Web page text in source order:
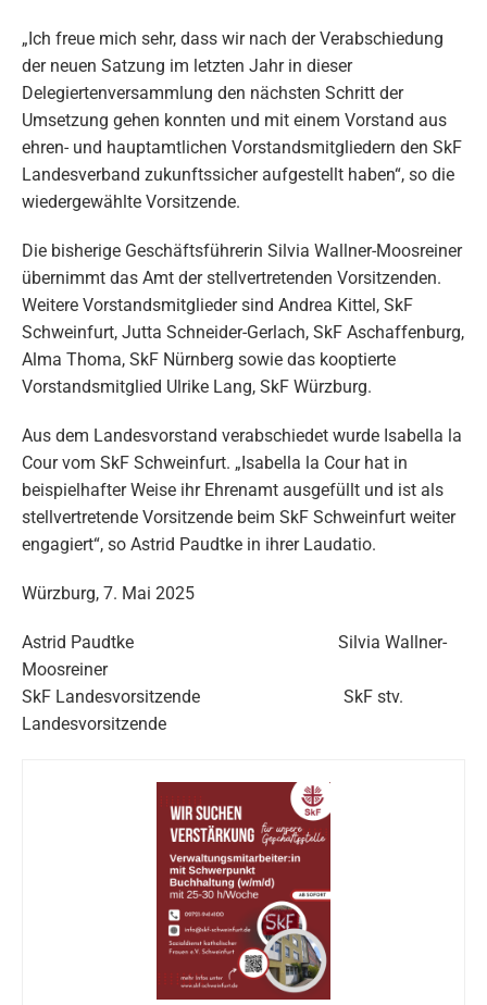
„Ich freue mich sehr, dass wir nach der Verabschiedung
der neuen Satzung im letzten Jahr in dieser
Delegiertenversammlung den nächsten Schritt der
Umsetzung gehen konnten und mit einem Vorstand aus
ehren- und hauptamtlichen Vorstandsmitgliedern den SkF
Landesverband zukunftssicher aufgestellt haben“, so die
wiedergewählte Vorsitzende.
Die bisherige Geschäftsführerin Silvia Wallner-Moosreiner
übernimmt das Amt der stellvertretenden Vorsitzenden.
Weitere Vorstandsmitglieder sind Andrea Kittel, SkF
Schweinfurt, Jutta Schneider-Gerlach, SkF Aschaffenburg,
Alma Thoma, SkF Nürnberg sowie das kooptierte
Vorstandsmitglied Ulrike Lang, SkF Würzburg.
Aus dem Landesvorstand verabschiedet wurde Isabella la
Cour vom SkF Schweinfurt. „Isabella la Cour hat in
beispielhafter Weise ihr Ehrenamt ausgefüllt und ist als
stellvertretende Vorsitzende beim SkF Schweinfurt weiter
engagiert“, so Astrid Paudtke in ihrer Laudatio.
Würzburg, 7. Mai 2025
Astrid Paudtke Silvia Wallner-
Moosreiner
SkF Landesvorsitzende SkF stv.
Landesvorsitzende